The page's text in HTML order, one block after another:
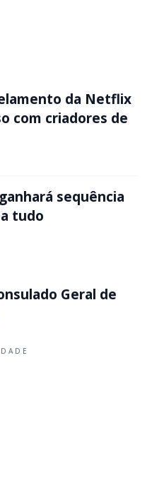
da Netflix
com criadores de
sequência
tudo
Geral de